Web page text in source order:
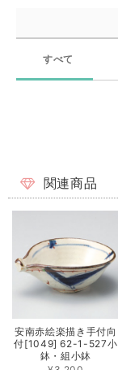
すべて
関連商品
安南赤絵楽描き手付向
付[1049] 62-1-527小
鉢・組小鉢